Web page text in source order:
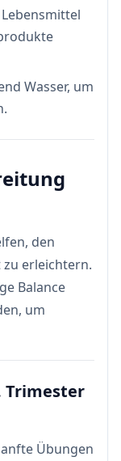
Wasser, um
den
erleichtern.
Balance
um
Trimester
Übungen